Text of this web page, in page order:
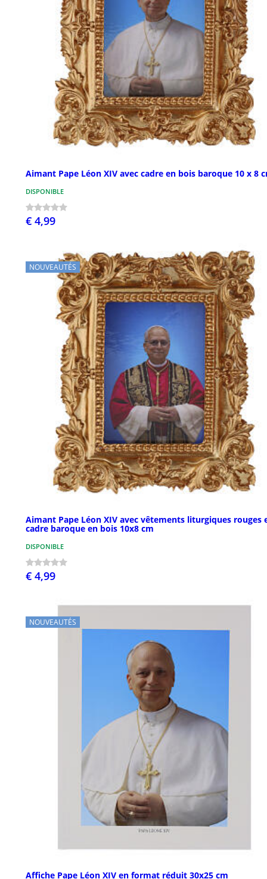
Aimant Pape Léon XIV avec cadre en bois baroque 10 x 8
DISPONIBLE
€ 4,99
NOUVEAUTÉS
Aimant Pape Léon XIV avec vêtements liturgiques rouges
cadre baroque en bois 10x8 cm
DISPONIBLE
€ 4,99
NOUVEAUTÉS
Affiche Pape Léon XIV en format réduit 30x25 cm